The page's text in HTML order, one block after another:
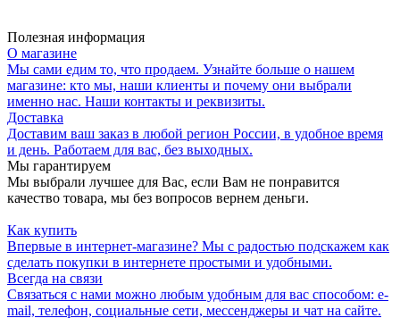
Полезная информация
О магазине
Мы сами едим то, что продаем. Узнайте больше о нашем
магазине: кто мы, наши клиенты и почему они выбрали
именно нас. Наши контакты и реквизиты.
Доставка
Доставим ваш заказ в любой регион России, в удобное время
и день. Работаем для вас, без выходных.
Мы гарантируем
Мы выбрали лучшее для Вас, если Вам не понравится
качество товара, мы без вопросов вернем деньги.
Как купить
Впервые в интернет-магазине? Мы с радостью подскажем как
сделать покупки в интернете простыми и удобными.
Всегда на связи
Связаться с нами можно любым удобным для вас способом: e-
mail, телефон, социальные сети, мессенджеры и чат на сайте.